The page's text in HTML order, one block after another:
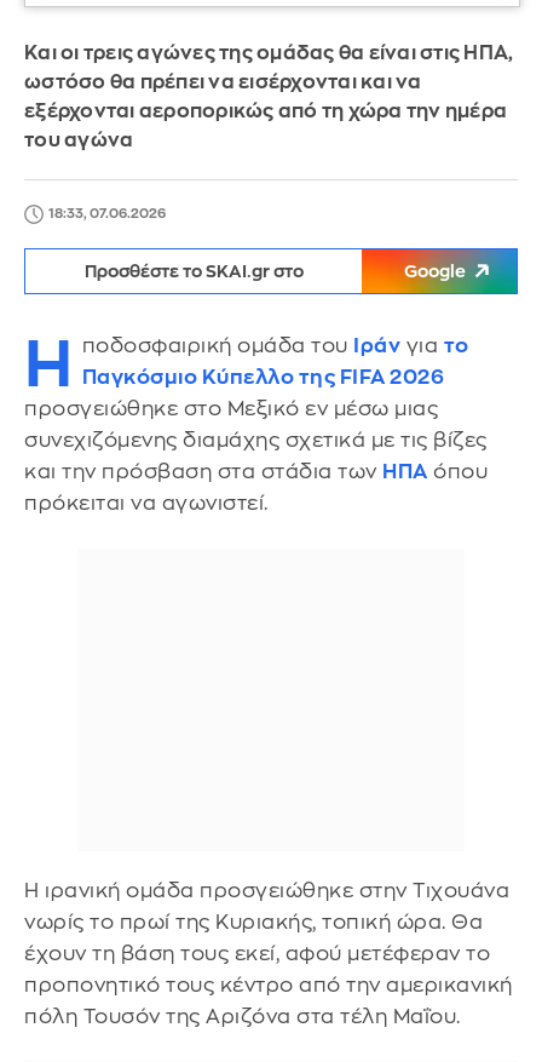
Και οι τρεις αγώνες της ομάδας θα είναι στις ΗΠΑ,
ωστόσο θα πρέπει να εισέρχονται και να
εξέρχονται αεροπορικώς από τη χώρα την ημέρα
του αγώνα
18:33, 07.06.2026
Προσθέστε το SKAI.gr στο Google
Η ποδοσφαιρική ομάδα του Ιράν για το
Παγκόσμιο Κύπελλο της FIFA 2026
προσγειώθηκε στο Μεξικό εν μέσω μιας
συνεχιζόμενης διαμάχης σχετικά με τις βίζες
και την πρόσβαση στα στάδια των ΗΠΑ όπου
πρόκειται να αγωνιστεί.
Η ιρανική ομάδα προσγειώθηκε στην Τιχουάνα
νωρίς το πρωί της Κυριακής, τοπική ώρα. Θα
έχουν τη βάση τους εκεί, αφού μετέφεραν το
προπονητικό τους κέντρο από την αμερικανική
πόλη Τουσόν της Αριζόνα στα τέλη Μαΐου.